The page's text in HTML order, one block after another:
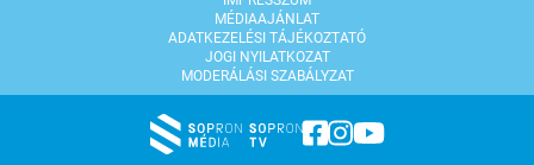
MÉDIAAJÁNLAT
ADATKEZELÉSI TÁJÉKOZTATÓ
JOGI NYILATKOZAT
MODERÁLÁSI SZABÁLYZAT